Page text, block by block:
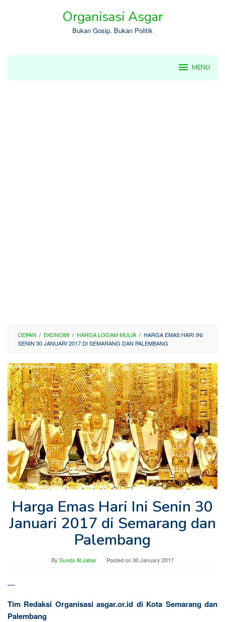
Organisasi Asgar
Bukan Gosip, Bukan Politik
MENU
DEPAN / EKONOMI / HARGA LOGAM MULIA / HARGA EMAS HARI INI
SENIN 30 JANUARI 2017 DI SEMARANG DAN PALEMBANG
Harga Emas Hari Ini Senin 30
Januari 2017 di Semarang dan
Palembang
By Sunda Al Jabar Posted on30 January 2017
—
Tim Redaksi Organisasi asgar.or.id di Kota Semarang dan
Palembang